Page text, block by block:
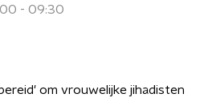
- 09:30
om vrouwelijke jihadisten